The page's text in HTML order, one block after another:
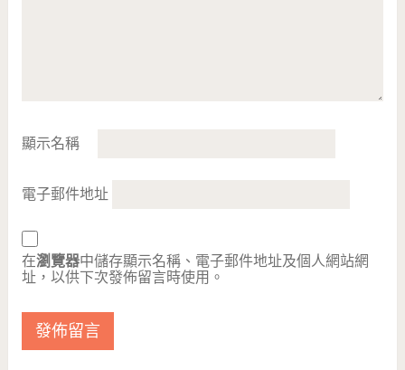
顯示名稱
電子郵件地址
在瀏覽器中儲存顯示名稱、電子郵件地址及個人網站網
址，以供下次發佈留言時使用。